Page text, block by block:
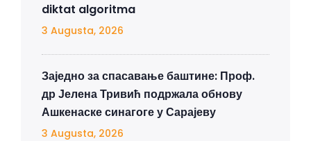
diktat algoritma
3 Augusta, 2026
Заједно за спасавање баштине: Проф.
др Јелена Тривић подржала обнову
Ашкенаске синагоге у Сарајеву
3 Augusta, 2026